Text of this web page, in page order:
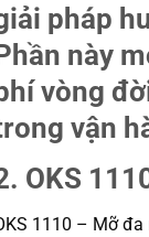
pháp
này
vòng
vận
OKS
1110 – Mỡ